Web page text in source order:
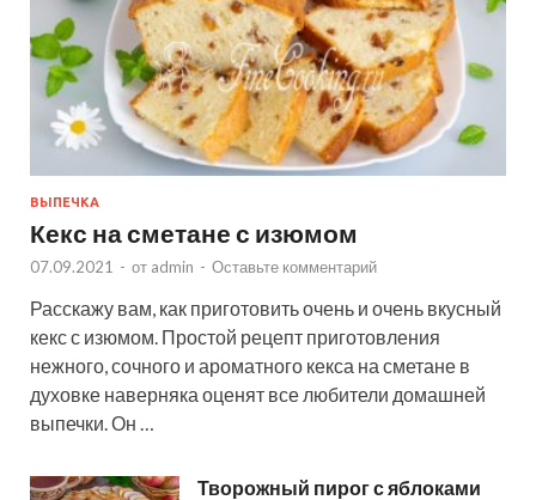
ВЫПЕЧКА
Кекс на сметане с изюмом
07.09.2021 - от admin - Оставьте комментарий
Расскажу вам, как приготовить очень и очень вкусный
кекс с изюмом. Простой рецепт приготовления
нежного, сочного и ароматного кекса на сметане в
духовке наверняка оценят все любители домашней
выпечки. Он …
Творожный пирог с яблоками